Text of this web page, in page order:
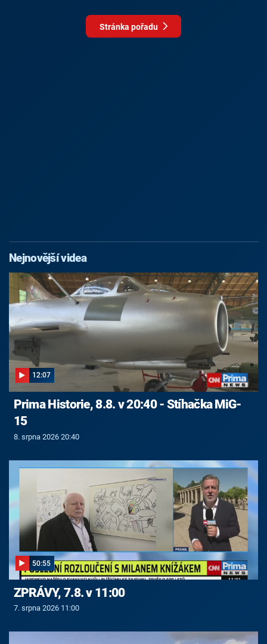
Stránka pořadu
Nejnovější videa
12:07
Prima Historie, 8.8. v 20:40 - Stíhačka MiG-
15
8. srpna 2026 20:40
50:55
ZPRÁVY, 7.8. v 11:00
7. srpna 2026 11:00